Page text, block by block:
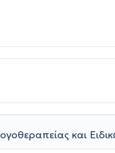
και